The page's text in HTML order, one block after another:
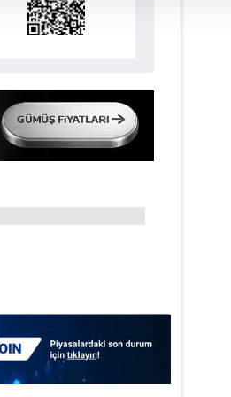
kılınması ve
olarak açık rızanız dahilinde
edebilirsiniz.
Aydınlatma Metnimizi
için lütfentıklayınız.